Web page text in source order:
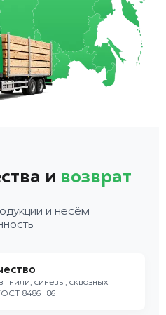
и возврат
и несём
гнили, синевы, сквозных
8486–86